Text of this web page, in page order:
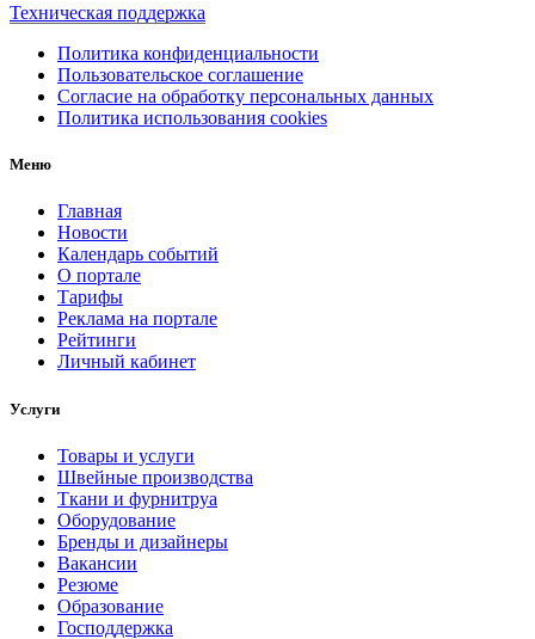
Техническая поддержка
Политика конфиденциальности
Пользовательское соглашение
Согласие на обработку персональных данных
Политика использования cookies
Меню
Главная
Новости
Календарь событий
О портале
Тарифы
Реклама на портале
Рейтинги
Личный кабинет
Услуги
Товары и услуги
Швейные производства
Ткани и фурнитруа
Оборудование
Бренды и дизайнеры
Вакансии
Резюме
Образование
Господдержка